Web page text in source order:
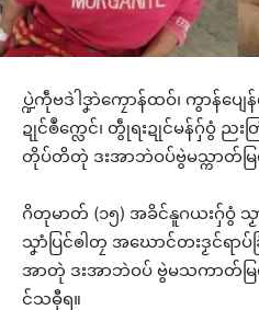
ပ္ဍဲကဵုဗဒဲါဒၞာဲကၠောန်ထဝ်၊ ကွာန်ပျေ
ဍုင်ၜဳက္လေင်၊ တွဵုရးဍုင်မန်ဂှ်ဝွံ ညး
တိုပ်တိတုဲ ဒးအာဘဲဝပ်ဗွဲမသ္ကာတ်မ
ဂိတုမာတ် (၁၅) အခိင်နူဂယးဂှ်ဝွံ
သၞာံပြင်ၜါတၠ အဃောင်တးဒၟင်ရ
အာတုဲ ဒးအာဘဲဝပ် ဗွဲမသကာတ်မ
င်သဓီုရ။